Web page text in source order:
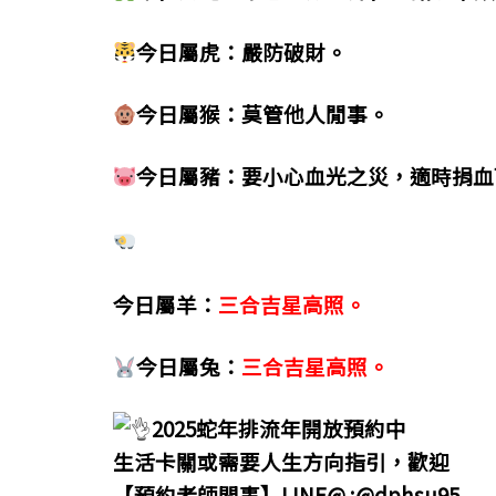
今日屬虎：嚴防破財。
今日屬猴：莫管他人閒事。
今日屬豬：要小心血光之災，適時捐
今日屬羊： 三合吉星高照。
今日屬兔： 三合吉星高照。
2025蛇年排流年開放預約中
生活卡關或需要人生方向指引，歡迎